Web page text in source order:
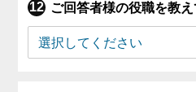
ご回答者様の役職を教え